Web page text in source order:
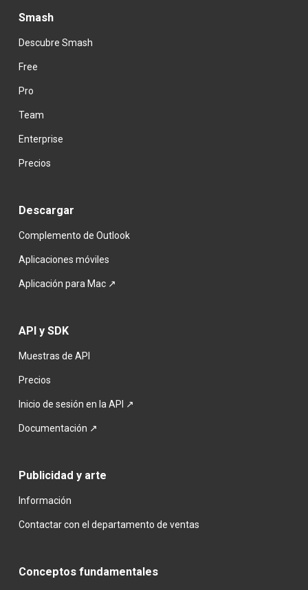
Smash
Descubre Smash
Free
Pro
Team
Enterprise
Precios
Descargar
Complemento de Outlook
Aplicaciones móviles
Aplicación para Mac ↗
API y SDK
Muestras de API
Precios
Inicio de sesión en la API ↗
Documentación ↗
Publicidad y arte
Información
Contactar con el departamento de ventas
Conceptos fundamentales